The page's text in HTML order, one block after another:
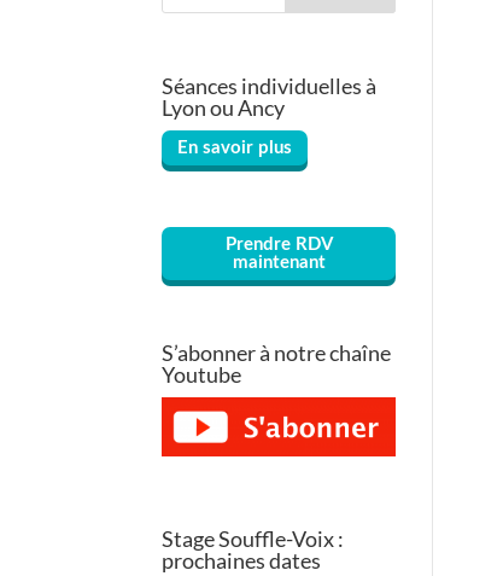
Séances individuelles à
Lyon ou Ancy
En savoir plus
Prendre RDV
maintenant
S’abonner à notre chaîne
Youtube
Stage Souffle-Voix :
prochaines dates